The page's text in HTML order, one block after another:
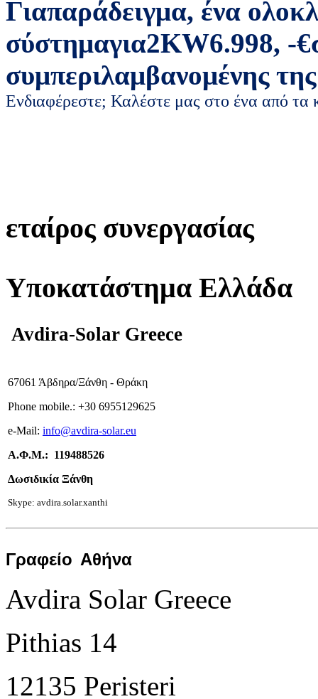
Γιαπαράδειγμα, ένα
σύστημαγια2KW6.998, -€
συμπεριλαμβανομένης
Ενδιαφέρεστε; Καλέστε μας στο ένα από τα
εταίρος συνεργασίας
Υποκατάστημα Ελλάδα
Avdira-Solar Greece
67061 Άβδηρα/Ξάνθη - Θράκη
Phone mobile.: +30 6955129625
e-Mail: info@avdira-solar.eu
Α.Φ.Μ.: 119488526
Δωσιδικία Ξάνθη
Skype: avdira.solar.xanthi
Γραφείο Αθήνα
Avdira Solar Greece
Pithias 14
12135 Peristeri